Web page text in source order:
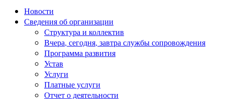
Новости
Сведения об организации
Структура и коллектив
Вчера, сегодня, завтра службы сопровождения
Программа развития
Устав
Услуги
Платные услуги
Отчет о деятельности